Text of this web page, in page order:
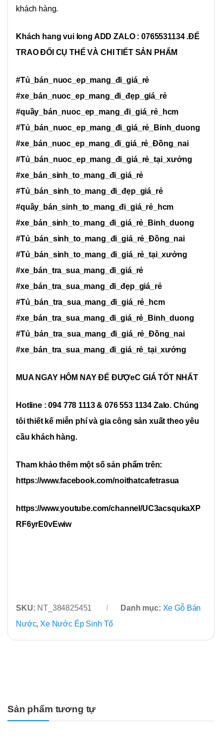
khách hàng.
Khách hang vui long ADD ZALO : 0765531134 .ĐỂ
TRAO ĐỔI CỤ THỂ VÀ CHI TIẾT SẢN PHẨM
#Tủ_bán_nuoc_ep_mang_đi_giá_rẻ
#xe_bán_nuoc_ep_mang_đi_đẹp_giá_rẻ
#quầy_bán_nuoc_ep_mang_đi_giá_rẻ_hcm
#Tủ_bán_nuoc_ep_mang_đi_giá_rẻ_Binh_duong
#xe_bán_nuoc_ep_mang_đi_giá_rẻ_Đồng_nai
#Tủ_bán_nuoc_ep_mang_đi_giá_rẻ_tại_xưởng
#xe_bán_sinh_to_mang_đi_giá_rẻ
#Tủ_bán_sinh_to_mang_đi_đẹp_giá_rẻ
#quầy_bán_sinh_to_mang_đi_giá_rẻ_hcm
#xe_bán_sinh_to_mang_đi_giá_rẻ_Binh_duong
#Tủ_bán_sinh_to_mang_đi_giá_rẻ_Đồng_nai
#Tủ_bán_sinh_to_mang_đi_giá_rẻ_tại_xưởng
#xe_bán_tra_sua_mang_đi_giá_rẻ
#xe_bán_tra_sua_mang_đi_đẹp_giá_rẻ
#Tủ_bán_tra_sua_mang_đi_giá_rẻ_hcm
#xe_bán_tra_sua_mang_đi_giá_rẻ_Binh_duong
#Tủ_bán_tra_sua_mang_đi_giá_rẻ_Đồng_nai
#xe_bán_tra_sua_mang_đi_giá_rẻ_tại_xưởng
MUA NGAY HÔM NAY ĐỂ ĐƯỢeC GIÁ TỐT NHẤT
Hotline : 094 778 1113 & 076 553 1134 Zalo. Chúng
tôi thiết kế miễn phí và gia công sản xuất theo yêu
cầu khách hàng.
Tham khảo thêm một số sản phẩm trên:
https://www.facebook.com/noithatcafetrasua
https://www.youtube.com/channel/UC3acsqukaXP
RF6yrE0vEwiw
SKU: NT_384825451 Danh mục: Xe Gỗ Bán
Nước,Xe Nước Ép Sinh Tố
Sản phẩm tương tự